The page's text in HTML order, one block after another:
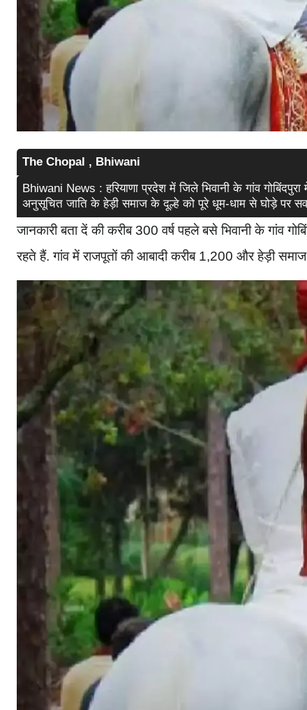
The Chopal , Bhiwani
Bhiwani News : हरियाणा प्रदेश में जिले भिवानी के गांव
अनुसूचित जाति के हेड़ी समाज के दूल्हे को पूरे धूम-धाम से घोड़े पर
जानकारी बता दें की करीब 300 वर्ष पहले बसे भिवानी के गांव
रहते हैं. गांव में राजपूतों की आबादी करीब 1,200 और हेड़ी